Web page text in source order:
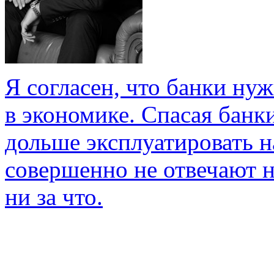
Я согласен, что банки
в экономике. Спасая
дольше
совершенно не отвечают
ни за что.